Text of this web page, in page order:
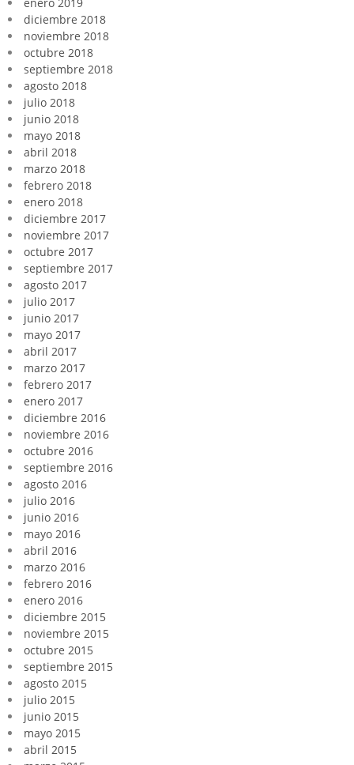
diciembre 2018
noviembre 2018
octubre 2018
septiembre 2018
agosto 2018
julio 2018
junio 2018
mayo 2018
abril 2018
marzo 2018
febrero 2018
enero 2018
diciembre 2017
noviembre 2017
octubre 2017
septiembre 2017
agosto 2017
julio 2017
junio 2017
mayo 2017
abril 2017
marzo 2017
febrero 2017
enero 2017
diciembre 2016
noviembre 2016
octubre 2016
septiembre 2016
agosto 2016
julio 2016
junio 2016
mayo 2016
abril 2016
marzo 2016
febrero 2016
enero 2016
diciembre 2015
noviembre 2015
octubre 2015
septiembre 2015
agosto 2015
julio 2015
junio 2015
mayo 2015
abril 2015